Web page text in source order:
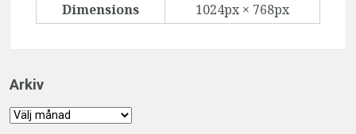
Dimensions 1024px × 768px
Arkiv
Arkiv